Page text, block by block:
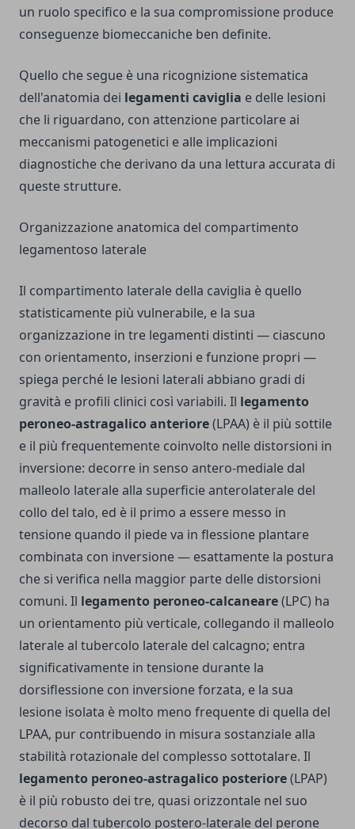
un ruolo specifico e la sua compromissione produce
conseguenze biomeccaniche ben definite.
Quello che segue è una ricognizione sistematica
dell'anatomia dei legamenti caviglia e delle lesioni
che li riguardano, con attenzione particolare ai
meccanismi patogenetici e alle implicazioni
diagnostiche che derivano da una lettura accurata di
queste strutture.
Organizzazione anatomica del compartimento
legamentoso laterale
Il compartimento laterale della caviglia è quello
statisticamente più vulnerabile, e la sua
organizzazione in tre legamenti distinti — ciascuno
con orientamento, inserzioni e funzione propri —
spiega perché le lesioni laterali abbiano gradi di
gravità e profili clinici così variabili. Il legamento
peroneo-astragalico anteriore(LPAA) è il più sottile
e il più frequentemente coinvolto nelle distorsioni in
inversione: decorre in senso antero-mediale dal
malleolo laterale alla superficie anterolaterale del
collo del talo, ed è il primo a essere messo in
tensione quando il piede va in flessione plantare
combinata con inversione — esattamente la postura
che si verifica nella maggior parte delle distorsioni
comuni. Il legamento peroneo-calcaneare(LPC) ha
un orientamento più verticale, collegando il malleolo
laterale al tubercolo laterale del calcagno; entra
significativamente in tensione durante la
dorsiflessione con inversione forzata, e la sua
lesione isolata è molto meno frequente di quella del
LPAA, pur contribuendo in misura sostanziale alla
stabilità rotazionale del complesso sottotalare. Il
legamento peroneo-astragalico posteriore(LPAP)
è il più robusto dei tre, quasi orizzontale nel suo
decorso dal tubercolo postero-laterale del perone